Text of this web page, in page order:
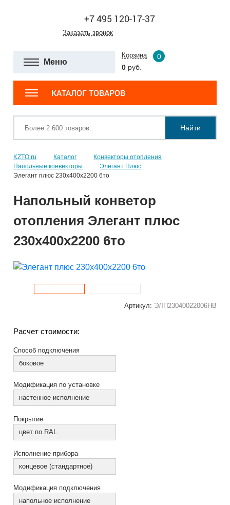
+7 495 120-17-37
Заказать звонок
Меню
Корзина
0
0 руб.
КАТАЛОГ ТОВАРОВ
Найти
KZTO.ru Каталог
Конвекторы отопления
Напольные конвекторы
Элегант Плюс
Элегант плюс 230x400x2200 6то
Напольный конветор
отопления Элегант плюс
230x400x2200 6то
Артикул: ЭЛП23040022006НВ
Расчет стоимости:
Способ подключения
боковое
Модификация по установке
настенное исполнение
Покрытие
цвет по RAL
Исполнение прибора
концевое (стандартное)
Модификация подключения
напольное исполнение